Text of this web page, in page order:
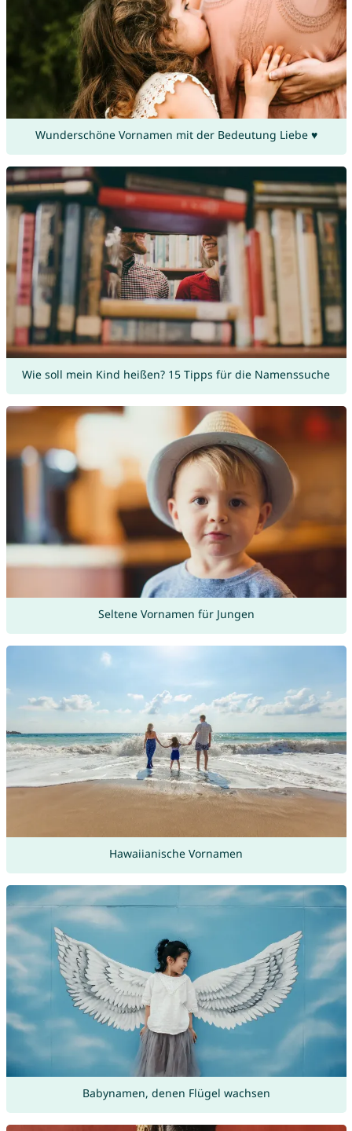
Wunderschöne Vornamen mit der Bedeutung Liebe ♥
Wie soll mein Kind heißen? 15 Tipps für die Namenssuche
Seltene Vornamen für Jungen
Hawaiianische Vornamen
Babynamen, denen Flügel wachsen